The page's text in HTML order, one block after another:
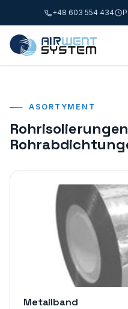
+48 603 554 434
ASORTYMENT
Metallband